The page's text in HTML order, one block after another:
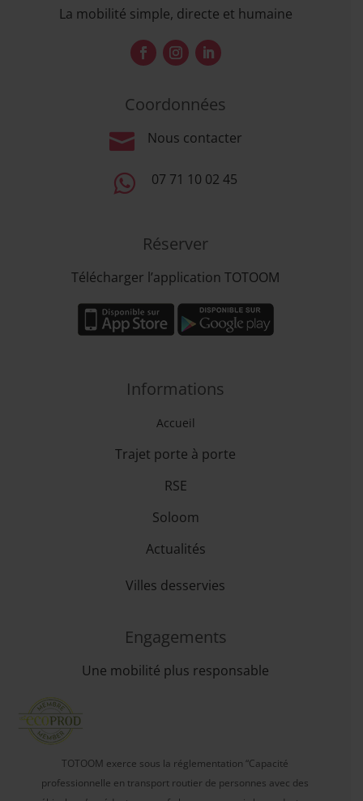
La mobilité simple, directe et humaine
Coordonnées
 Nous contacter
 07 71 10 02 45
Réserver
Télécharger l’application TOTOOM
Informations
Accueil
Trajet porte à porte
RSE
Soloom
Actualités
Villes desservies
Engagements
Une mobilité plus responsable
TOTOOM exerce sous la réglementation “Capacité
professionnelle en transport routier de personnes avec des